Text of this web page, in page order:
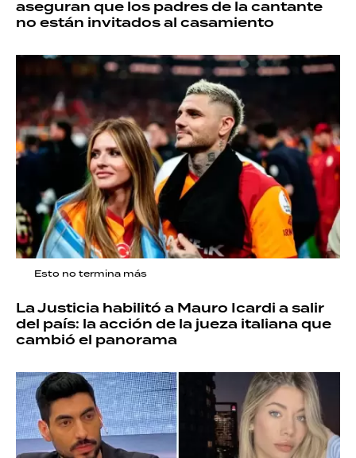
aseguran que los padres de la cantante
no están invitados al casamiento
Esto no termina más
La Justicia habilitó a Mauro Icardi a salir
del país: la acción de la jueza italiana que
cambió el panorama